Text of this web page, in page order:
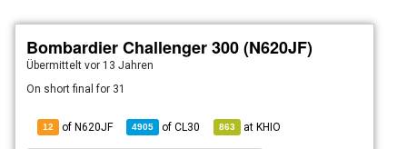
Bombardier Challenger 300 (N620JF)
Übermitteltvor 13 Jahren
On short final for 31
12 of N620JF 4905 ofCL30 863 atKHIO